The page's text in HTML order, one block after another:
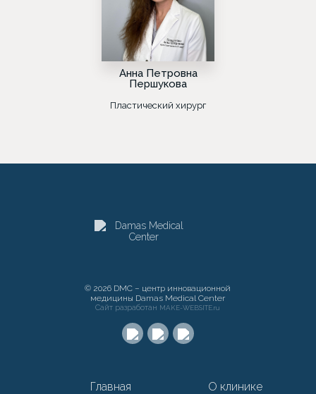
Анна Петровна
Першукова
Пластический хирург
© 2026 DMC – центр инновационной
медицины Damas Medical Center
Сайт разработан MAKE-WEBSITE.ru
Главная
О клинике